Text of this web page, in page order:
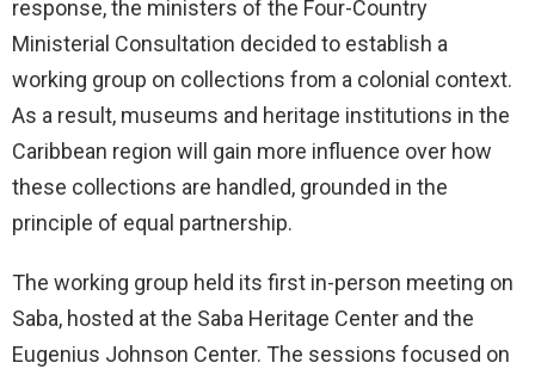
response, the ministers of the Four-Country
Ministerial Consultation decided to establish a
working group on collections from a colonial context.
As a result, museums and heritage institutions in the
Caribbean region will gain more influence over how
these collections are handled, grounded in the
principle of equal partnership.
The working group held its first in-person meeting on
Saba, hosted at the Saba Heritage Center and the
Eugenius Johnson Center. The sessions focused on